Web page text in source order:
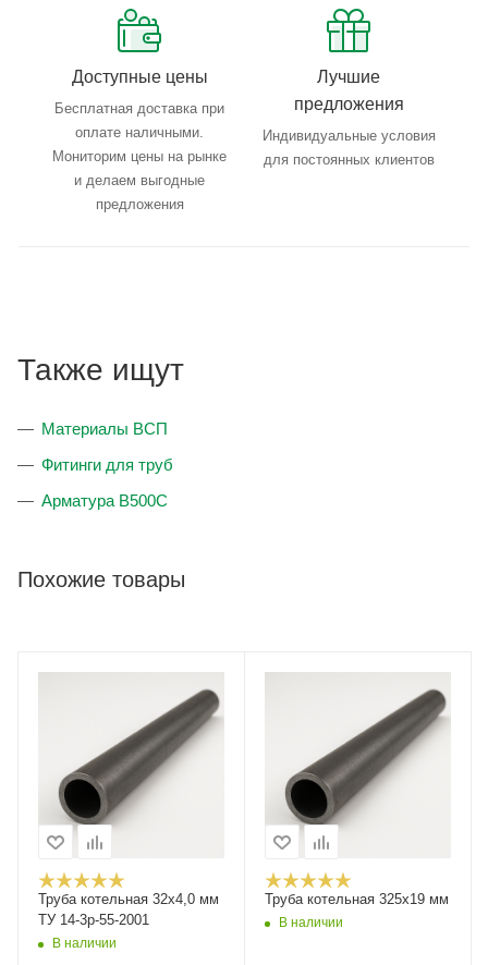
Доступные цены
Бесплатная доставка при
оплате наличными.
Мониторим цены на рынке
и делаем выгодные
предложения
Лучшие
предложения
Индивидуальные условия
для постоянных клиентов
Также ищут
Материалы ВСП
Фитинги для труб
Арматура В500С
Похожие товары
Труба котельная 32х4,0 мм
ТУ 14-3р-55-2001
В наличии
Труба котельная 325x19 мм
В наличии